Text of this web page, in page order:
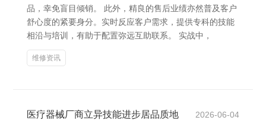
品，幸免盲目倾销。 此外，精良的售后业绩亦然普及客户
舒心度的紧要身分。实时反应客户需求，提供专科的技能
相沿与培训，有助于配置弥远互助联系。 实战中，
维修资讯
医疗器械厂商立异技能进步居品质地 2026-06-04